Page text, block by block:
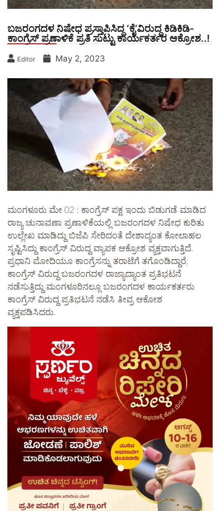
ಬಜರಂಗದಳ ನಿಷೇಧ ಪ್ರಸ್ತಾಪಿಸಿದ್ದ ‘ಕೈ’ವಿರುದ್ಧ ಕಿಡಿಕಿಡಿ-
ಕಾಂಗ್ರೆಸ್ ಪ್ರಣಾಳಿಕೆ ಪ್ರತಿ ಸುಟ್ಟು ಕಾರ್ಯಕರ್ತರ ಆಕ್ರೋಶ..!
Editor May 2, 2023
ಮಂಗಳೂರು ಮೇ 02 : ಕಾಂಗ್ರೆಸ್ ಪಕ್ಷ ಇಂದು ಬಿಡುಗಡೆ ಮಾಡಿದ
ರಾಜ್ಯ ಚುನಾವಣಾ ಪ್ರಣಾಳಿಕೆಯಲ್ಲಿ ಬಜರಂಗದಳ ನಿಷೇಧ ಕುರಿತು
ಉಲ್ಲೇಖ ಮಾಡಿದ್ದು ಬಿಜೆಪಿ ಸೇರಿದಂತೆ ದೇಶಾದ್ಯಂತ ಕೋಲಾಹಲ
ಸೃಷ್ಟಿಸಿದ್ದು ಕಾಂಗ್ರೆಸ್ ವಿರುದ್ದ ವ್ಯಾಪಕ ಆಕ್ರೋಶ ವ್ಯಕ್ತವಾಗುತ್ತಿದೆ.
ಪ್ರಧಾನಿ ಮೋದಿಯೂ ಕಾಂಗ್ರೆಸನ್ನು ತರಾಟೆಗೆ ತಗೊಂಡಿದ್ದಾರೆ,
ಕಾಂಗ್ರೆಸ್ ವಿರುದ್ದ ಬಜರಂಗದಳ ರಾಜ್ಯಾದ್ಯಾಂತ ಪ್ರತಿಭಟನೆ
ನಡೆಸುತ್ತಿದ್ದು ಮಂಗಳೂರಿನಲ್ಲೂ ಬಜರಂಗದಳ ಕಾರ್ಯಕರ್ತರು
ಕಾಂಗ್ರೆಸ್ ವಿರುದ್ದ ಪ್ರತಿಭಟನೆ ನಡೆಸಿ ತೀವ್ರ ಆಕೋಶ
ವ್ಯಕ್ತಪಡಿಸಿದರು.